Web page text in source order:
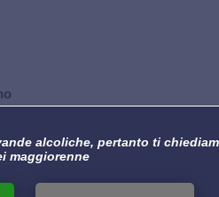
alcoliche, pertanto ti
maggiorenne